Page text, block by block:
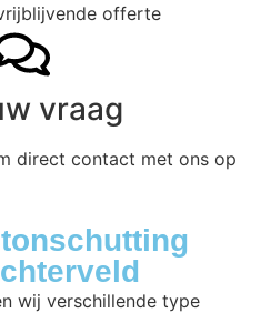
offerte
vraag
direct contact met ons op
wij verschillende type